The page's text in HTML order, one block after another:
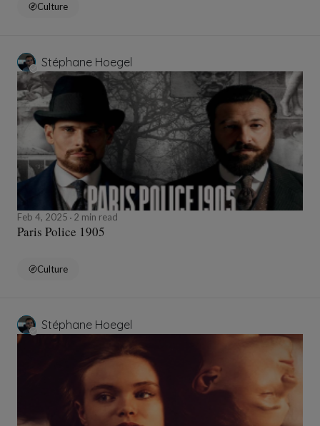
Culture
Stéphane Hoegel
Feb 4, 2025 2 min read
Paris Police 1905
Culture
Stéphane Hoegel